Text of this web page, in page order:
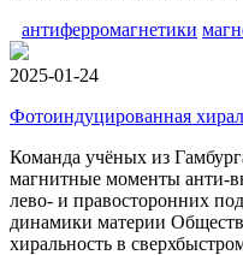
антиферромагнетики
2025-01-24
Фотоиндуцированная
Команда учёных из
магнитные моменты анти-
лево- и правосторонних
динамики материи
хиральность в